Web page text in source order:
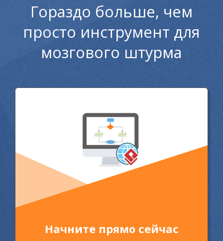
Гораздо больше, чем
просто инструмент для
мозгового штурма
Начните прямо сейчас